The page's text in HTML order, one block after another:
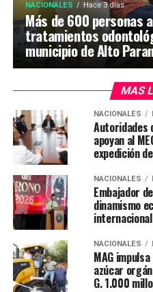
NACIONALES Hace 3 días
Más de 600 personas
tratamientos
municipio de Alto
MAS
NACIONALES
Autoridades
apoyan al
expedición
NACIONALES
Embajador
dinamismo
NACIONALES
MAG
azúcar
G. 1.000